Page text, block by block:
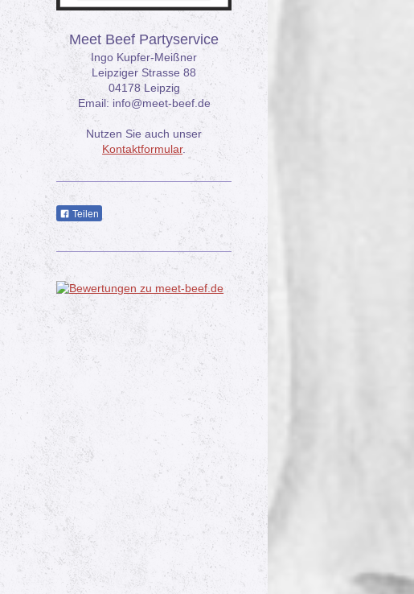
Meet Beef Partyservice
Ingo Kupfer-Meißner
Leipziger Strasse 88
04178 Leipzig
Email: info@meet-beef.de
Nutzen Sie auch unser
Kontaktformular.
Teilen